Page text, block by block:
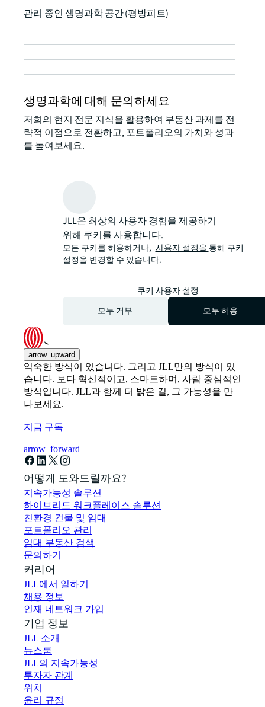
관리 중인 생명과학 공간 (평방피트)
생명과학에 대해 문의하세요
저희의 현지 전문 지식을 활용하여 부동산 과제를 전
략적 이점으로 전환하고, 포트폴리오의 가치와 성과
를 높여보세요.
arrow_upward
익숙한 방식이 있습니다. 그리고 JLL만의 방식이 있
습니다. 보다 혁신적이고, 스마트하며, 사람 중심적인
방식입니다. JLL과 함께 더 밝은 길, 그 가능성을 만
나보세요.
지금 구독
arrow_forward
어떻게 도와드릴까요?
지속가능성 솔루션
하이브리드 워크플레이스 솔루션
친환경 건물 및 임대
포트폴리오 관리
임대 부동산 검색
문의하기
커리어
JLL에서 일하기
채용 정보
인재 네트워크 가입
기업 정보
JLL 소개
뉴스룸
JLL의 지속가능성
투자자 관계
위치
윤리 규정
JLL은 최상의 사용자 경험을 제공하기
위해 쿠키를 사용합니다.
모든 쿠키를 허용하거나, 사용자 설정을통해 쿠키
설정을 변경할 수 있습니다.
쿠키 사용자 설정
모두 거부
모두 허용